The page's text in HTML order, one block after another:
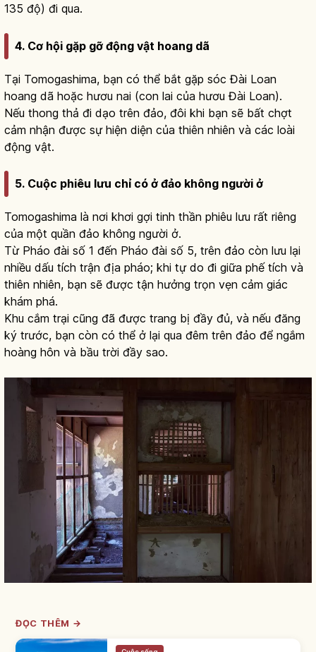
135 độ) đi qua.
4. Cơ hội gặp gỡ động vật hoang dã
Tại Tomogashima, bạn có thể bắt gặp sóc Đài Loan
hoang dã hoặc hươu nai (con lai của hươu Đài Loan).
Nếu thong thả đi dạo trên đảo, đôi khi bạn sẽ bất chợt
cảm nhận được sự hiện diện của thiên nhiên và các loài
động vật.
5. Cuộc phiêu lưu chỉ có ở đảo không người ở
Tomogashima là nơi khơi gợi tinh thần phiêu lưu rất riêng
của một quần đảo không người ở.
Từ Pháo đài số 1 đến Pháo đài số 5, trên đảo còn lưu lại
nhiều dấu tích trận địa pháo; khi tự do đi giữa phế tích và
thiên nhiên, bạn sẽ được tận hưởng trọn vẹn cảm giác
khám phá.
Khu cắm trại cũng đã được trang bị đầy đủ, và nếu đăng
ký trước, bạn còn có thể ở lại qua đêm trên đảo để ngắm
hoàng hôn và bầu trời đầy sao.
ĐỌC THÊM →